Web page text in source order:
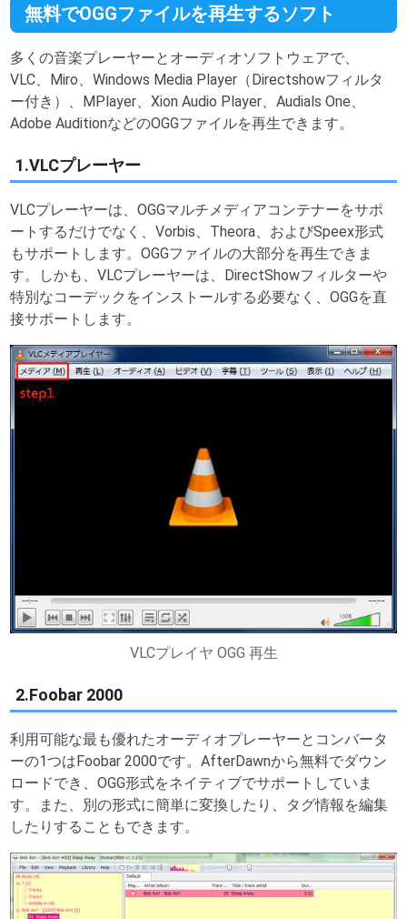
無料でOGGファイルを再生するソフト
多くの音楽プレーヤーとオーディオソフトウェアで、
VLC、Miro、Windows Media Player（Directshowフィルタ
ー付き）、MPlayer、Xion Audio Player、Audials One、
Adobe AuditionなどのOGGファイルを再生できます。
1.VLCプレーヤー
VLCプレーヤーは、OGGマルチメディアコンテナーをサポ
ートするだけでなく、Vorbis、Theora、およびSpeex形式
もサポートします。OGGファイルの大部分を再生できま
す。しかも、VLCプレーヤーは、DirectShowフィルターや
特別なコーデックをインストールする必要なく、OGGを直
接サポートします。
VLCプレイヤ OGG 再生
2.Foobar 2000
利用可能な最も優れたオーディオプレーヤーとコンバータ
ーの1つはFoobar 2000です。AfterDawnから無料でダウン
ロードでき、OGG形式をネイティブでサポートしていま
す。また、別の形式に簡単に変換したり、タグ情報を編集
したりすることもできます。